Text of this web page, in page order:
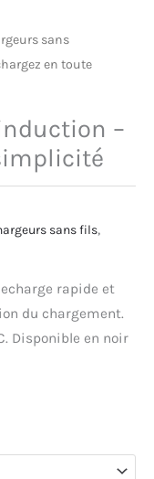
sans
en toute
–
sans fils,
rapide et
du chargement.
Disponible en noir